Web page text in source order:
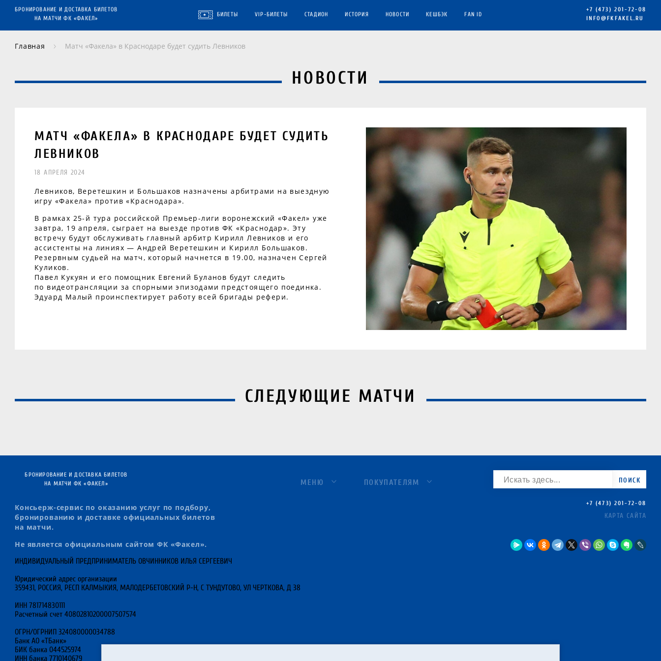
БРОНИРОВАНИЕ И ДОСТАВКА БИЛЕТОВ
НА МАТЧИ ФК «ФАКЕЛ»
БИЛЕТЫ VIP-БИЛЕТЫ СТАДИОН ИСТОРИЯ НОВОСТИ КЕШБЭК FAN ID
+7 (473) 201-72-08
INFO@FKFAKEL.RU
Главная Матч «Факела» в Краснодаре будет судить Левников
НОВОСТИ
МАТЧ «ФАКЕЛА» В КРАСНОДАРЕ БУДЕТ СУДИТЬ
ЛЕВНИКОВ
18 АПРЕЛЯ 2024
Левников, Веретешкин и Большаков назначены арбитрами на выездную
игру «Факела» против «Краснодара».
В рамках 25-й тура российской Премьер-лиги воронежский «Факел» уже
завтра, 19 апреля, сыграет на выезде против ФК «Краснодар». Эту
встречу будут обслуживать главный арбитр Кирилл Левников и его
ассистенты на линиях — Андрей Веретешкин и Кирилл Большаков.
Резервным судьей на матч, который начнется в 19.00, назначен Сергей
Куликов.
Павел Кукуян и его помощник Евгений Буланов будут следить
по видеотрансляции за спорными эпизодами предстоящего поединка.
Эдуард Малый проинспектирует работу всей бригады рефери.
СЛЕДУЮЩИЕ МАТЧИ
БРОНИРОВАНИЕ И ДОСТАВКА БИЛЕТОВ
НА МАТЧИ ФК «ФАКЕЛ»
Консьерж-сервис по оказанию услуг по подбору,
бронированию и доставке официальных билетов
на матчи.
Не является официальным сайтом ФК «Факел».
ИНДИВИДУАЛЬНЫЙ ПРЕДПРИНИМАТЕЛЬ ОВЧИННИКОВ ИЛЬЯ СЕРГЕЕВИЧ
Юридический адрес организации
359431, РОССИЯ, РЕСП КАЛМЫКИЯ, МАЛОДЕРБЕТОВСКИЙ Р-Н, С ТУНДУТОВО, УЛ ЧЕРТКОВА, Д 38
ИНН 781714830111
Расчетный счет 40802810200007507574
ОГРН/ОГРНИП 324080000034788
Банк АО «ТБанк»
БИК банка 044525974
ИНН банка 7710140679
МЕНЮ ПОКУПАТЕЛЯМ ПОИСК
+7 (473) 201-72-08
КАРТА САЙТА